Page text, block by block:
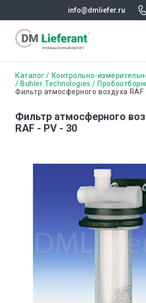
основному
info@dmliefer.ru
Строка
навигации
Каталог
Контрольно-
Buhler Technologies
Фильтр атмосферного воздуха RAF
Фильтр атмосферного
RAF - PV - 30